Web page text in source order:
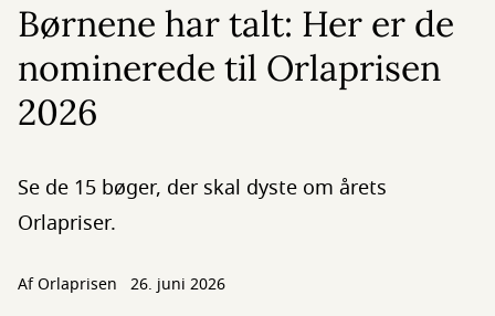
Børnene har talt: Her er de
nominerede til Orlaprisen
2026
Se de 15 bøger, der skal dyste om årets
Orlapriser.
Af Orlaprisen 26. juni 2026